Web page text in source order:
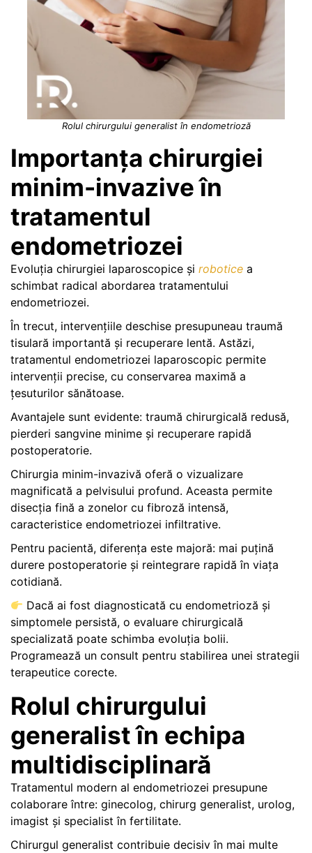
Rolul chirurgului generalist în endometrioză
Importanța chirurgiei
minim-invazive în
tratamentul
endometriozei
Evoluția chirurgiei laparoscopice și robotice a
schimbat radical abordarea tratamentului
endometriozei.
În trecut, intervențiile deschise presupuneau traumă
tisulară importantă și recuperare lentă. Astăzi,
tratamentul endometriozei laparoscopic permite
intervenții precise, cu conservarea maximă a
țesuturilor sănătoase.
Avantajele sunt evidente: traumă chirurgicală redusă,
pierderi sangvine minime și recuperare rapidă
postoperatorie.
Chirurgia minim-invazivă oferă o vizualizare
magnificată a pelvisului profund. Aceasta permite
disecția fină a zonelor cu fibroză intensă,
caracteristice endometriozei infiltrative.
Pentru pacientă, diferența este majoră: mai puțină
durere postoperatorie și reintegrare rapidă în viața
cotidiană.
Dacă ai fost diagnosticată cu endometrioză și
simptomele persistă, o evaluare chirurgicală
specializată poate schimba evoluția bolii.
Programează un consult pentru stabilirea unei strategii
terapeutice corecte.
Rolul chirurgului
generalist în echipa
multidisciplinară
Tratamentul modern al endometriozei presupune
colaborare între: ginecolog, chirurg generalist, urolog,
imagist și specialist în fertilitate.
Chirurgul generalist contribuie decisiv în mai multe